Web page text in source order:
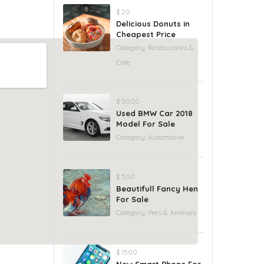
$ 20
Delicious Donuts in
Cheapest Price
Category: Restaurants &
Cafe
$ 5000
Used BMW Car 2018
Model For Sale
Category: Automotive
$ 500
Beautifull Fancy Hen
For Sale
Category: Pets & Animals
$ 1500